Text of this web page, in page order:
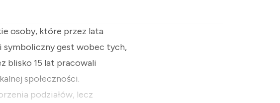
osoby, które przez lata
i symboliczny gest wobec tych,
blisko 15 lat pracowali
społeczności.
podziałów, lecz